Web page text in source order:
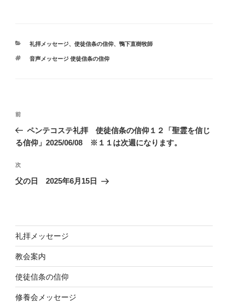
カ
ゴ
礼拝メッセージ、 使徒信条の信仰、 鴨下直樹牧師
タ
音声メッセージ 使徒信条の信仰
投
ナ
ゲ
ー
ン
前
の
投
前
ペンテコステ礼拝 使徒信条の信仰１２「聖霊を信じ
る信仰」2025/06/08 ※１１は次週になります。
次
の
次
父の日 2025年6月15日
礼拝メッセージ
教会案内
使徒信条の信仰
修養会メッセージ